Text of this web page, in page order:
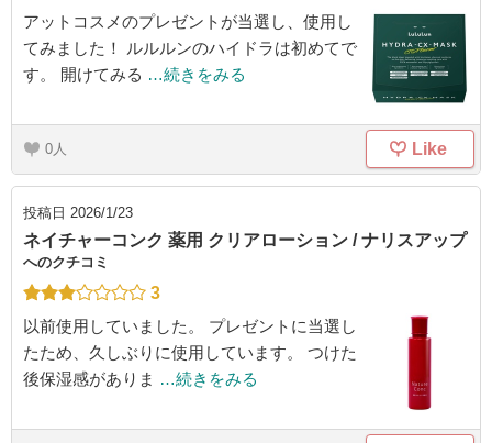
アットコスメのプレゼントが当選し、使用し
てみました！ ルルルンのハイドラは初めてで
す。 開けてみる …続きをみる
0 Like
投稿日 2026/1/23
ネイチャーコンク 薬用 クリアローション / ナリスアップ
へのクチコミ
3
以前使用していました。 プレゼントに当選し
たため、久しぶりに使用しています。 つけた
後保湿感がありま …続きをみる